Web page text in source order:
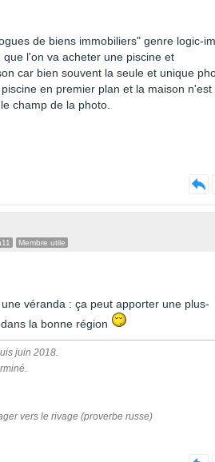
de biens immobiliers" genre logic-
l'on va acheter une piscine et
car bien souvent la seule et unique
en premier plan et la maison n'est
champ de la photo.
Membre utile
véranda : ça peut apporter une plus-
la bonne région
juin 2018.
vers le rivage (proverbe russe)